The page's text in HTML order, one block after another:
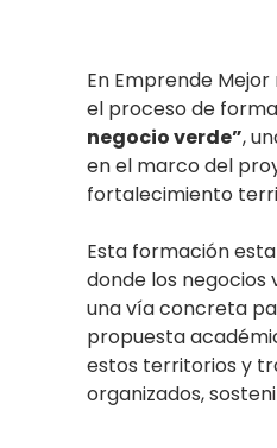
En Emprende
el proceso de
negocio verde”,
en el marco del
fortalecimiento
Esta formación
donde los
una vía concreta
propuesta
estos territorios y
organizados,